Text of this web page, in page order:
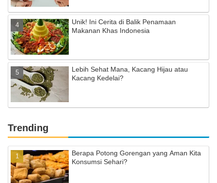
Unik! Ini Cerita di Balik Penamaan
Makanan Khas Indonesia
Lebih Sehat Mana, Kacang Hijau atau
Kacang Kedelai?
Trending
Berapa Potong Gorengan yang Aman Kita
Konsumsi Sehari?